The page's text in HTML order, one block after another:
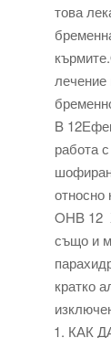
това
B
работа
относно
OHB
също и
кратко
КАК